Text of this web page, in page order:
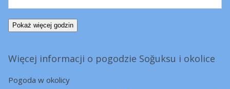
Pokaż więcej godzin
Więcej informacji o pogodzie Soğuksu i okolice
Pogoda w okolicy